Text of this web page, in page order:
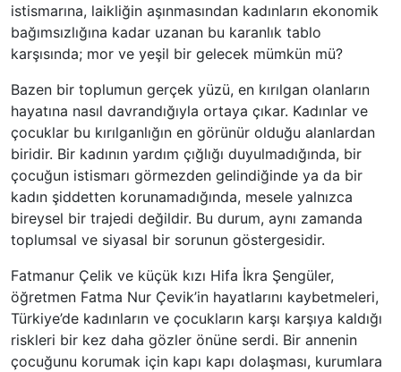
istismarına, laikliğin aşınmasından kadınların ekonomik
bağımsızlığına kadar uzanan bu karanlık tablo
karşısında; mor ve yeşil bir gelecek mümkün mü?
Bazen bir toplumun gerçek yüzü, en kırılgan olanların
hayatına nasıl davrandığıyla ortaya çıkar. Kadınlar ve
çocuklar bu kırılganlığın en görünür olduğu alanlardan
biridir. Bir kadının yardım çığlığı duyulmadığında, bir
çocuğun istismarı görmezden gelindiğinde ya da bir
kadın şiddetten korunamadığında, mesele yalnızca
bireysel bir trajedi değildir. Bu durum, aynı zamanda
toplumsal ve siyasal bir sorunun göstergesidir.
Fatmanur Çelik ve küçük kızı Hifa İkra Şengüler,
öğretmen Fatma Nur Çevik’in hayatlarını kaybetmeleri,
Türkiye’de kadınların ve çocukların karşı karşıya kaldığı
riskleri bir kez daha gözler önüne serdi. Bir annenin
çocuğunu korumak için kapı kapı dolaşması, kurumlara